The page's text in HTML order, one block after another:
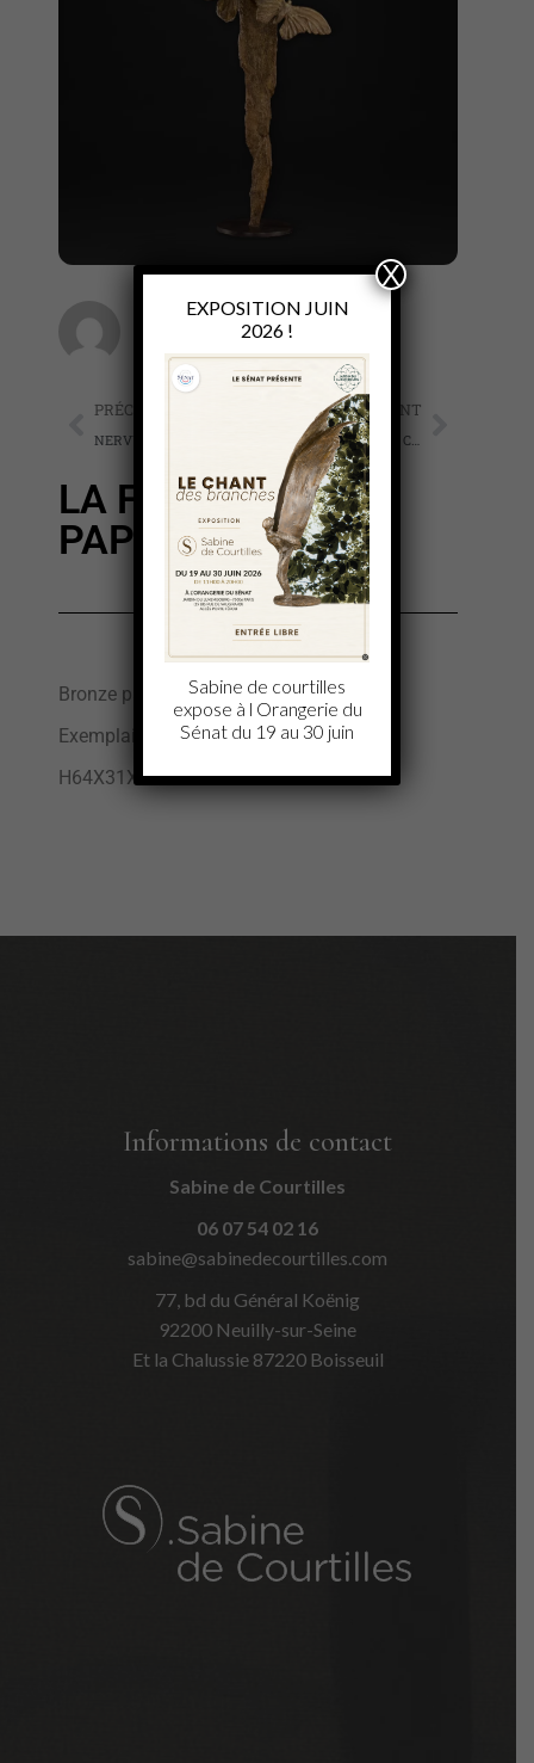
Sabine de Courtilles
PRÉCÉDENT
NERVURES DE VIE
SUIVANT
LA FEMME AUX
PAPILLONS
Bronze patiné et dorures à l’or fin
Exemplaire n°1/8
H64X31X13 cm
Informations de contact
Sabine de Courtilles
06 07 54 02 16
sabine@sabinedecourtilles.com
77, bd du Général Koënig
92200 Neuilly-sur-Seine
Et la Chalussie 87220 Boisseuil
EXPOSITION JUIN
2026 !
Sabine de courtilles
expose à l Orangerie du
Sénat du 19 au 30 juin
X